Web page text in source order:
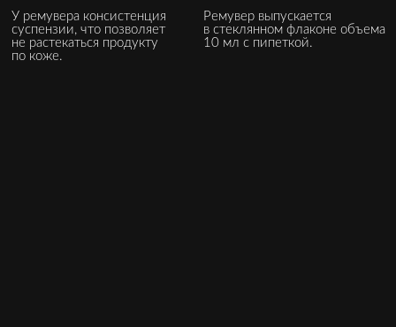
У ремувера консистенция
суспензии, что позволяет
не растекаться продукту
по коже.
Ремувер выпускается
в стеклянном флаконе объема
10 мл с пипеткой.